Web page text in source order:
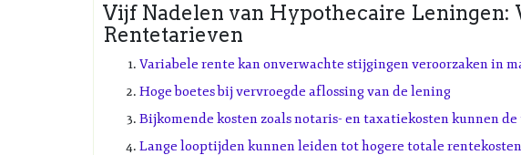
Vijf Nadelen van Hypothecaire
Rentetarieven
Variabele rente kan onverwachte stijgingen veroorzaken in
Hoge boetes bij vervroegde aflossing van de lening
Bijkomende kosten zoals notaris- en taxatiekosten kunnen
Lange looptijden kunnen leiden tot hogere totale rentekosten